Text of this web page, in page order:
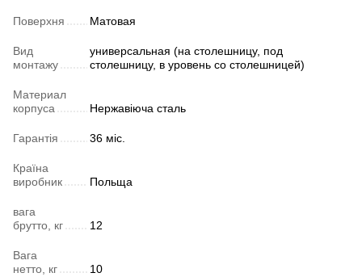
Поверхня Матовая
Вид
монтажу
универсальная (на столешницу, под
столешницу, в уровень со столешницей)
Материал
корпуса
Нержавіюча сталь
Гарантія 36 міс.
Країна
виробник
Польща
вага
брутто, кг
12
Вага
нетто, кг
10